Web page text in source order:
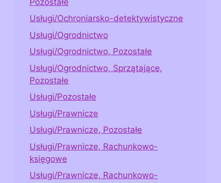
Usługi/Ochroniarsko-detektywistyczne
Usługi/Ogrodnictwo
Usługi/Ogrodnictwo, Pozostałe
Usługi/Ogrodnictwo, Sprzątające,
Pozostałe
Usługi/Pozostałe
Usługi/Prawnicze
Usługi/Prawnicze, Pozostałe
Usługi/Prawnicze, Rachunkowo-
księgowe
Usługi/Prawnicze, Rachunkowo-